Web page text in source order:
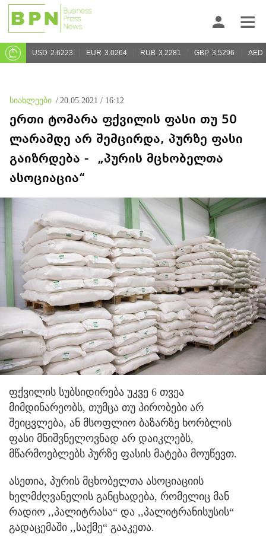
USD 2.6223 EUR 3.0264 RUB 3.2281 GBP 3.5296 AED
სიახლეები / 20.05.2021 / 16:12
ერთი ტომარა ფქვილის ფასი თუ 50
ლარამდე არ შემცირდა, პურზე ფასი
გაიზრდება - „პურის მცხობელთა
ასოციაცია“
ფქვილის სუბსიდირება უკვე 6 თვეა
მიმდინარეობს, თუმცა თუ პირობები არ
შეიცვლება, ან მსოფლიო ბაზარზე ხორბლის
ფასი მნიშვნელოვნად არ დაიკლებს,
მწარმოებლებს პურზე ფასის მატება მოუწევთ.
ასეთია, პურის მცხობელთა ასოციაციის
ხელმძღვანელის განცხადება, რომელიც მან
რადიო ,,პალიტრასა“ და ,,პალიტრანისუსის“
გადაცემაში ,,საქმე“ გააკეთა.